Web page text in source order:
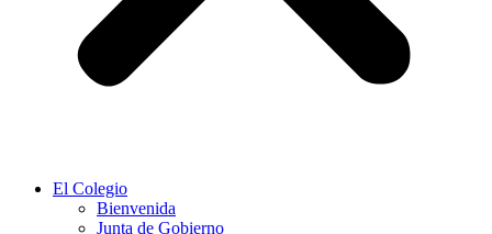
El Colegio
Bienvenida
Junta de Gobierno